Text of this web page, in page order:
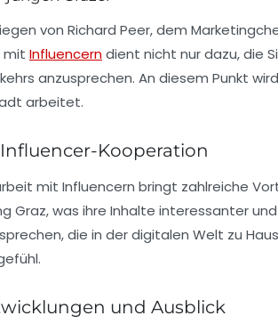
von Richard Peer, dem
mit Influencerndient nicht nur dazu, die
anzusprechen. An diesem Punkt
arbeitet.
Kooperation
mit Influencern bringt zahlreiche
Graz, was ihre Inhalte interessanter
die in der digitalen Welt zu
und Ausblick